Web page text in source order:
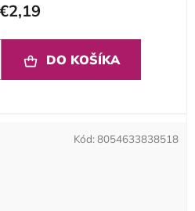
€2,19
DO KOŠÍKA
Kód:8054633838518